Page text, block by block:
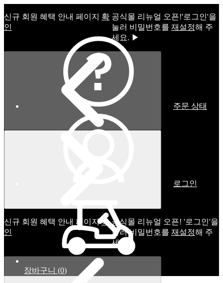
신규 회원 혜택 안내 페이지 확
인
공식몰 리뉴얼 오픈!ㅤ'로그인'을
눌러 비밀번호를 재설정해 주
세요. ▶
신규 회원 혜택 안내 페이지확
인
공식몰 리뉴얼 오픈! '로그인'을
눌러 비밀번호를 재설정해 주
세요.
주문 상태
로그인
장바구니 (0)